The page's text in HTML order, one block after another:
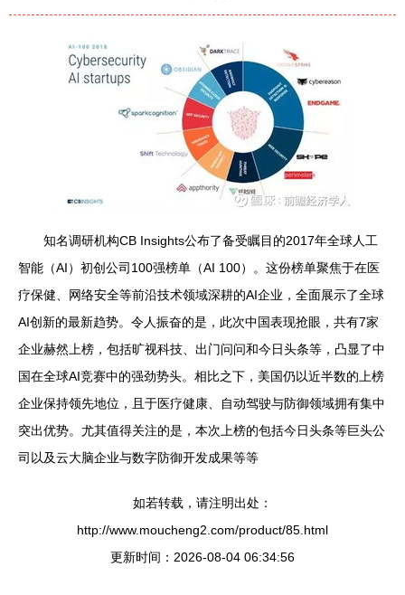
知名调研机构CB Insights公布了备受瞩目的2017年全球人工
智能（AI）初创公司100强榜单（AI 100）。这份榜单聚焦于在医
疗保健、网络安全等前沿技术领域深耕的AI企业，全面展示了全球
AI创新的最新趋势。令人振奋的是，此次中国表现抢眼，共有7家
企业赫然上榜，包括旷视科技、出门问问和今日头条等，凸显了中
国在全球AI竞赛中的强劲势头。相比之下，美国仍以近半数的上榜
企业保持领先地位，且于医疗健康、自动驾驶与防御领域拥有集中
突出优势。尤其值得关注的是，本次上榜的包括今日头条等巨头公
司以及云大脑企业与数字防御开发成果等等
如若转载，请注明出处：
http://www.moucheng2.com/product/85.html
更新时间：2026-08-04 06:34:56